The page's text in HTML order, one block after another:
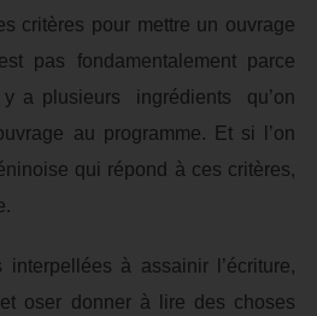
critères pour mettre un ouvrage
pas fondamentalement parce
y a plusieurs ingrédients qu’on
au programme. Et si l’on
qui répond à ces critères,
interpellées à assainir l’écriture,
oser donner à lire des choses